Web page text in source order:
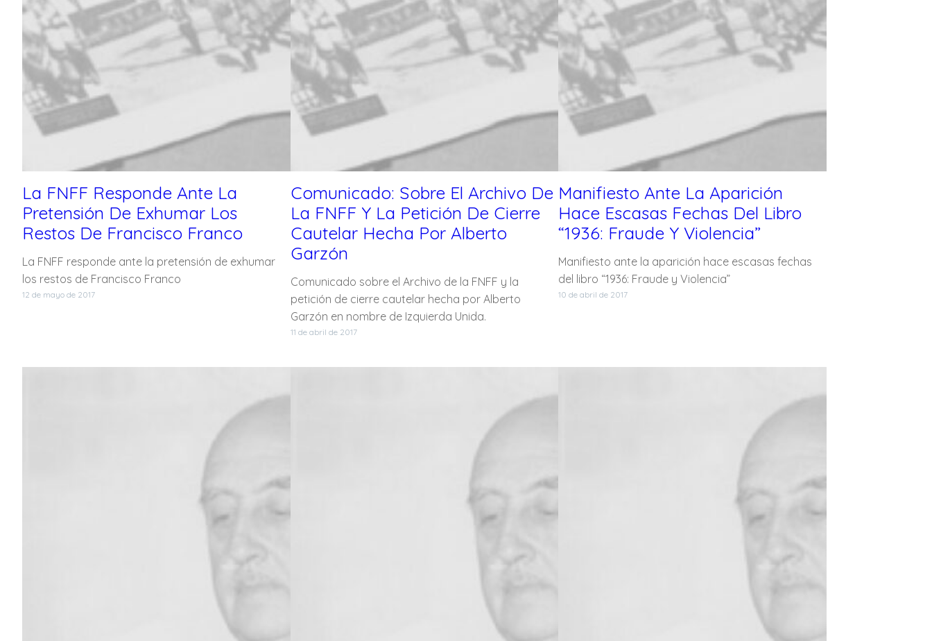
La FNFF Responde Ante La
Pretensión De Exhumar Los
Restos De Francisco Franco
La FNFF responde ante la pretensión de exhumar
los restos de Francisco Franco
12 de mayo de 2017
Comunicado: Sobre El Archivo De
La FNFF Y La Petición De Cierre
Cautelar Hecha Por Alberto
Garzón
Comunicado sobre el Archivo de la FNFF y la
petición de cierre cautelar hecha por Alberto
Garzón en nombre de Izquierda Unida.
11 de abril de 2017
Manifiesto Ante La Aparición
Hace Escasas Fechas Del Libro
“1936: Fraude Y Violencia”
Manifiesto ante la aparición hace escasas fechas
del libro “1936: Fraude y Violencia”
10 de abril de 2017